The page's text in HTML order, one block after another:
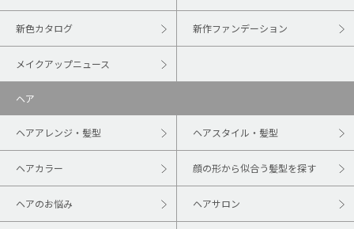
新色カタログ 新作ファンデーション
メイクアップニュース
ヘア
ヘアアレンジ・髪型 ヘアスタイル・髪型
ヘアカラー 顔の形から似合う髪型を探す
ヘアのお悩み ヘアサロン